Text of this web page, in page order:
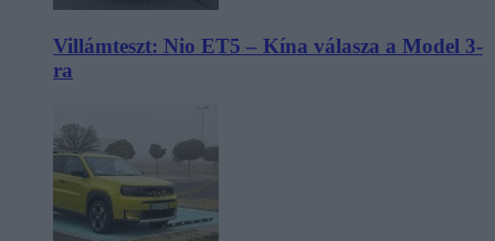
Villámteszt: Nio ET5 – Kína válasza a Model 3-
ra